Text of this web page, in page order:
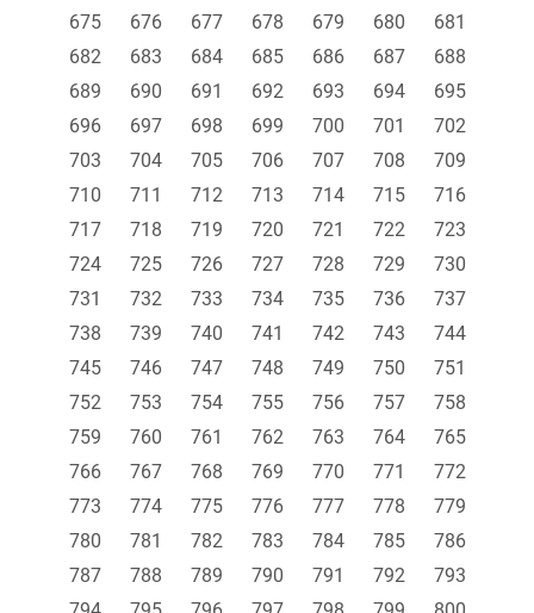
675
676 677 678 679 680
681
682
683 684 685 686 687
688
689
690 691 692 693 694
695
696
697 698 699 700 701
702
703
704 705 706 707 708
709
710
711 712 713 714 715
716
717
718 719 720 721 722
723
724
725 726 727 728 729
730
731
732 733 734 735 736
737
738
739 740 741 742 743
744
745
746 747 748 749 750
751
752
753 754 755 756 757
758
759
760 761 762 763 764
765
766
767 768 769 770 771
772
773
774 775 776 777 778
779
780
781 782 783 784 785
786
787
788 789 790 791 792
793